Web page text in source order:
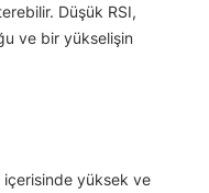
Düşük RSI,
ve bir yükselişin
yüksek ve